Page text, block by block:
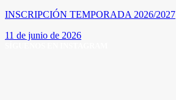
INSCRIPCIÓN TEMPORADA 2026/2027
11 de junio de 2026